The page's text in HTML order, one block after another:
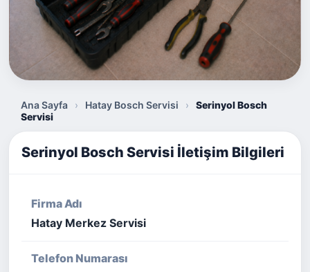
Ana Sayfa › Hatay Bosch Servisi ›
Serinyol Bosch
Servisi
Serinyol Bosch Servisi İletişim Bilgileri
Firma Adı
Hatay Merkez Servisi
Telefon Numarası